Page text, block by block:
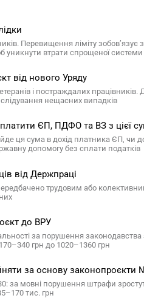
Перевищення ліміту зобов’язує
уникнути втрати спрощеної системи
від нового Уряду
і постраждалих працівників.
нещасних випадків
ЄП, ПДФО та ВЗ з цієї
ця сума в дохід платника ЄП, чи
допомогу без сплати податків
від Держпраці
трудовим або
до ВРУ
за порушення
грн до 1020–1360 грн
за основу законопроєкти
за мовні порушення штрафи
тис. грн